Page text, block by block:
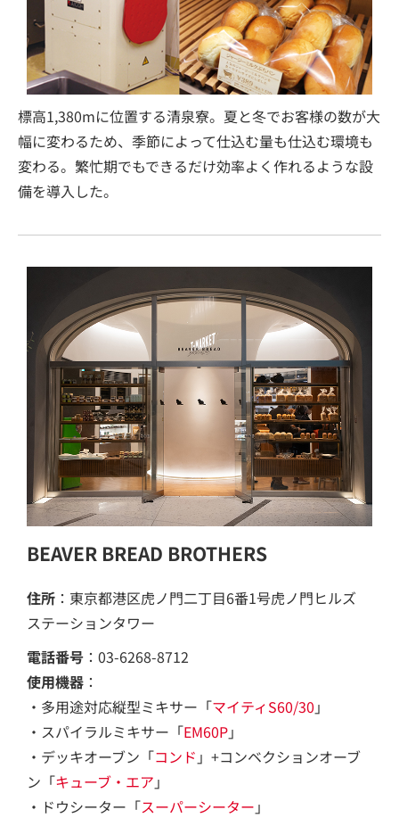
標高1,380mに位置する清泉寮。夏と冬でお客様の数が大
幅に変わるため、季節によって仕込む量も仕込む環境も
変わる。繁忙期でもできるだけ効率よく作れるような設
備を導入した。
BEAVER BREAD BROTHERS
住所 ：東京都港区虎ノ門二丁目6番1号虎ノ門ヒルズ
ステーションタワー
電話番号 ：03-6268-8712
使用機器 ：
・多用途対応縦型ミキサー「マイティS60/30 」
・スパイラルミキサー「EM60P」
・デッキオーブン「コンド 」+コンベクションオーブ
ン「キューブ・エア 」
・ドウシーター「スーパーシーター 」